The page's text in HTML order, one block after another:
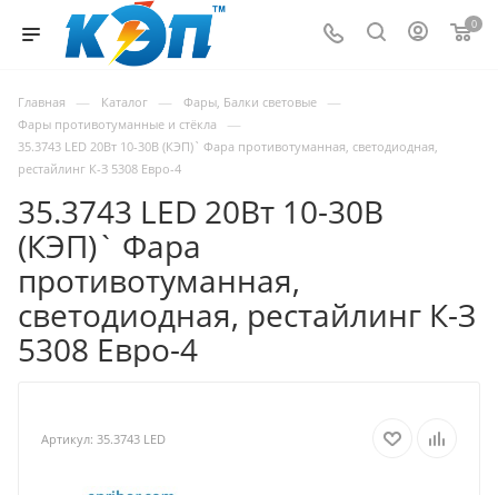
0
Главная — Каталог — Фары, Балки световые —
Фары противотуманные и стёкла —
35.3743 LED 20Вт 10-30В (КЭП)` Фара противотуманная, светодиодная,
рестайлинг К-З 5308 Евро-4
35.3743 LED 20Вт 10-30В
(КЭП)` Фара
противотуманная,
светодиодная, рестайлинг К-З
5308 Евро-4
Артикул: 35.3743 LED